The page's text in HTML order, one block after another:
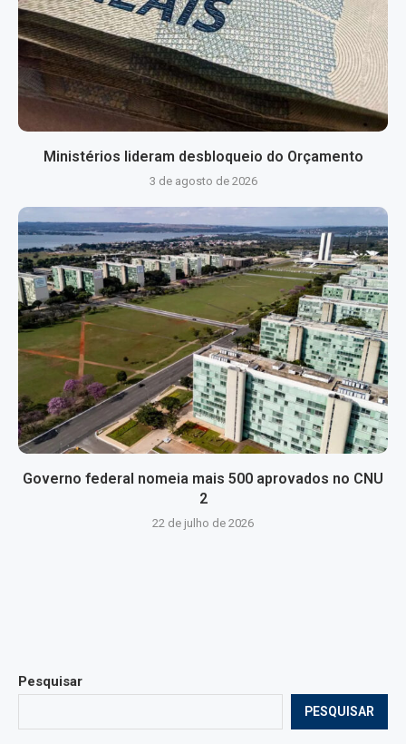
Ministérios lideram desbloqueio do Orçamento
3 de agosto de 2026
Governo federal nomeia mais 500 aprovados no CNU
2
22 de julho de 2026
Pesquisar
PESQUISAR